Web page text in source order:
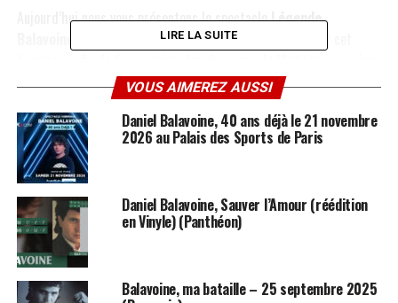
Aujourd’hui nous vous présentons le spectacleLégende
. Il s’agit d’un groupe monté spécialement pour cet
Plusieurs dates affichent déjà complet pour cette année et de
nouvelles villes sont annoncées pour 2027.
Pour réserver vos places, cliquez ici.
Nous ne pouvons pas vous parler pour le moment du spectacle car
il n’a pas encore été joué mais nous espérons vous en reparler
prochainement sur notre site.
En attendant voici le communiqué officiel et surtout une interview
que le chanteur du groupeChristian Zanatinous a accordé il y a
LIRE LA SUITE
VOUS AIMEREZ AUSSI
Daniel Balavoine, 40 ans déjà le 21 novembre
2026 au Palais des Sports de Paris
Daniel Balavoine, Sauver l’Amour (réédition
en Vinyle) (Panthéon)
Balavoine, ma bataille – 25 septembre 2025